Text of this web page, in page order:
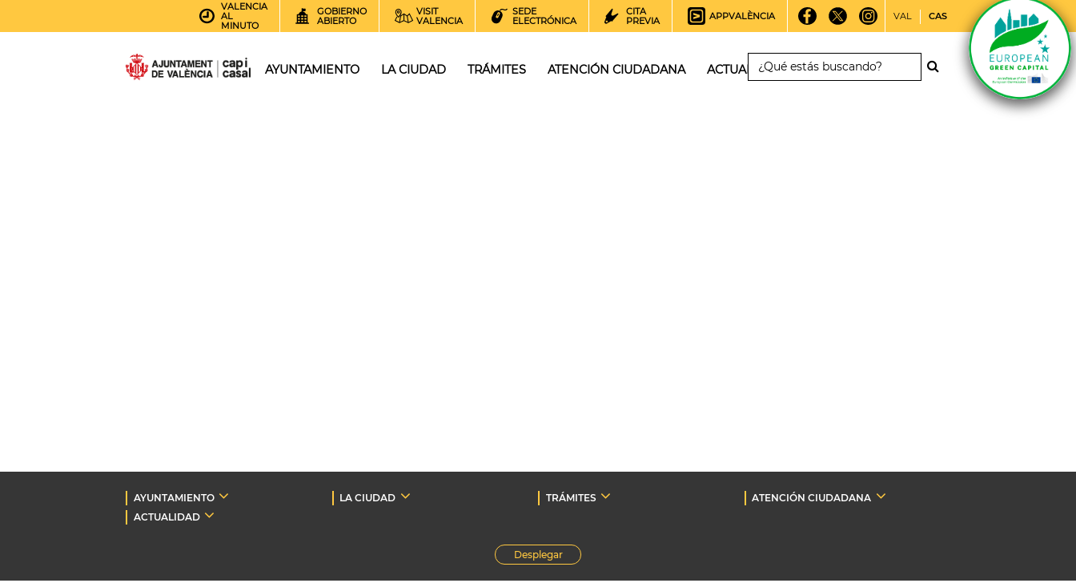
VALENCIA
AL
MINUTO
GOBIERNO
ABIERTO
VISIT
VALENCIA
SEDE
ELECTRÓNICA
CITA
PREVIA
APPVALÈNCIA VAL CAS
AYUNTAMIENTO LA CIUDAD TRÁMITES ATENCIÓN CIUDADANA ACTUALIDAD
AYUNTAMIENTO LA CIUDAD TRÁMITES
ATENCIÓN CIUDADANA
ACTUALIDAD
Desplegar